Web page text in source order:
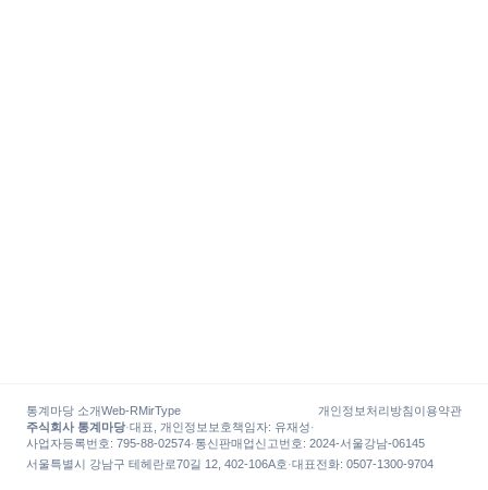
통계마당 소개Web-RMirType 개인정보처리방침이용약관
주식회사 통계마당·대표, 개인정보보호책임자: 유재성·
사업자등록번호: 795-88-02574·통신판매업신고번호: 2024-서울강남-06145
서울특별시 강남구 테헤란로70길 12, 402-106A호·대표전화: 0507-1300-9704